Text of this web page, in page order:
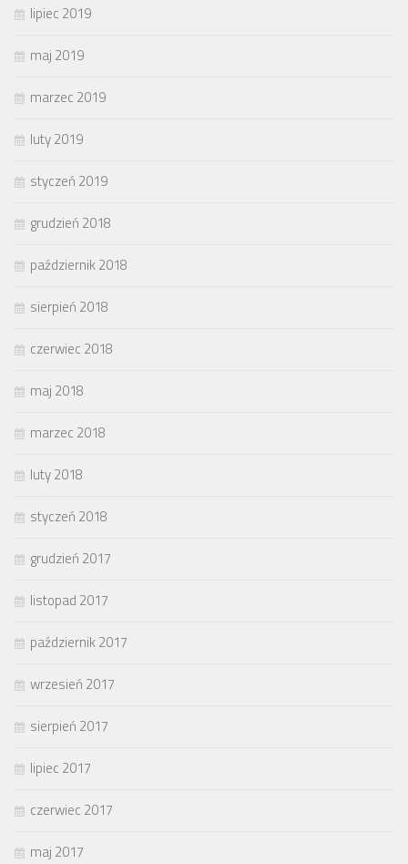
lipiec 2019
maj 2019
marzec 2019
luty 2019
styczeń 2019
grudzień 2018
październik 2018
sierpień 2018
czerwiec 2018
maj 2018
marzec 2018
luty 2018
styczeń 2018
grudzień 2017
listopad 2017
październik 2017
wrzesień 2017
sierpień 2017
lipiec 2017
czerwiec 2017
maj 2017